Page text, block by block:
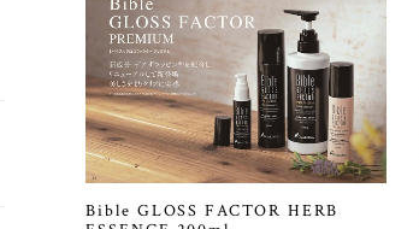
Bible GLOSS FACTOR HERB